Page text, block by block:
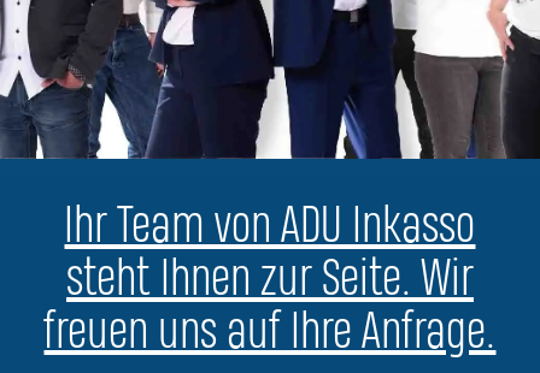
Ihr Team von ADU Inkasso
steht Ihnen zur Seite. Wir
freuen uns auf Ihre Anfrage.